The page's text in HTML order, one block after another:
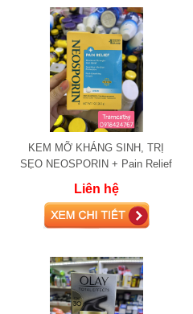
KEM MỠ KHÁNG SINH, TRỊ
SẸO NEOSPORIN + Pain Relief
Liên hệ